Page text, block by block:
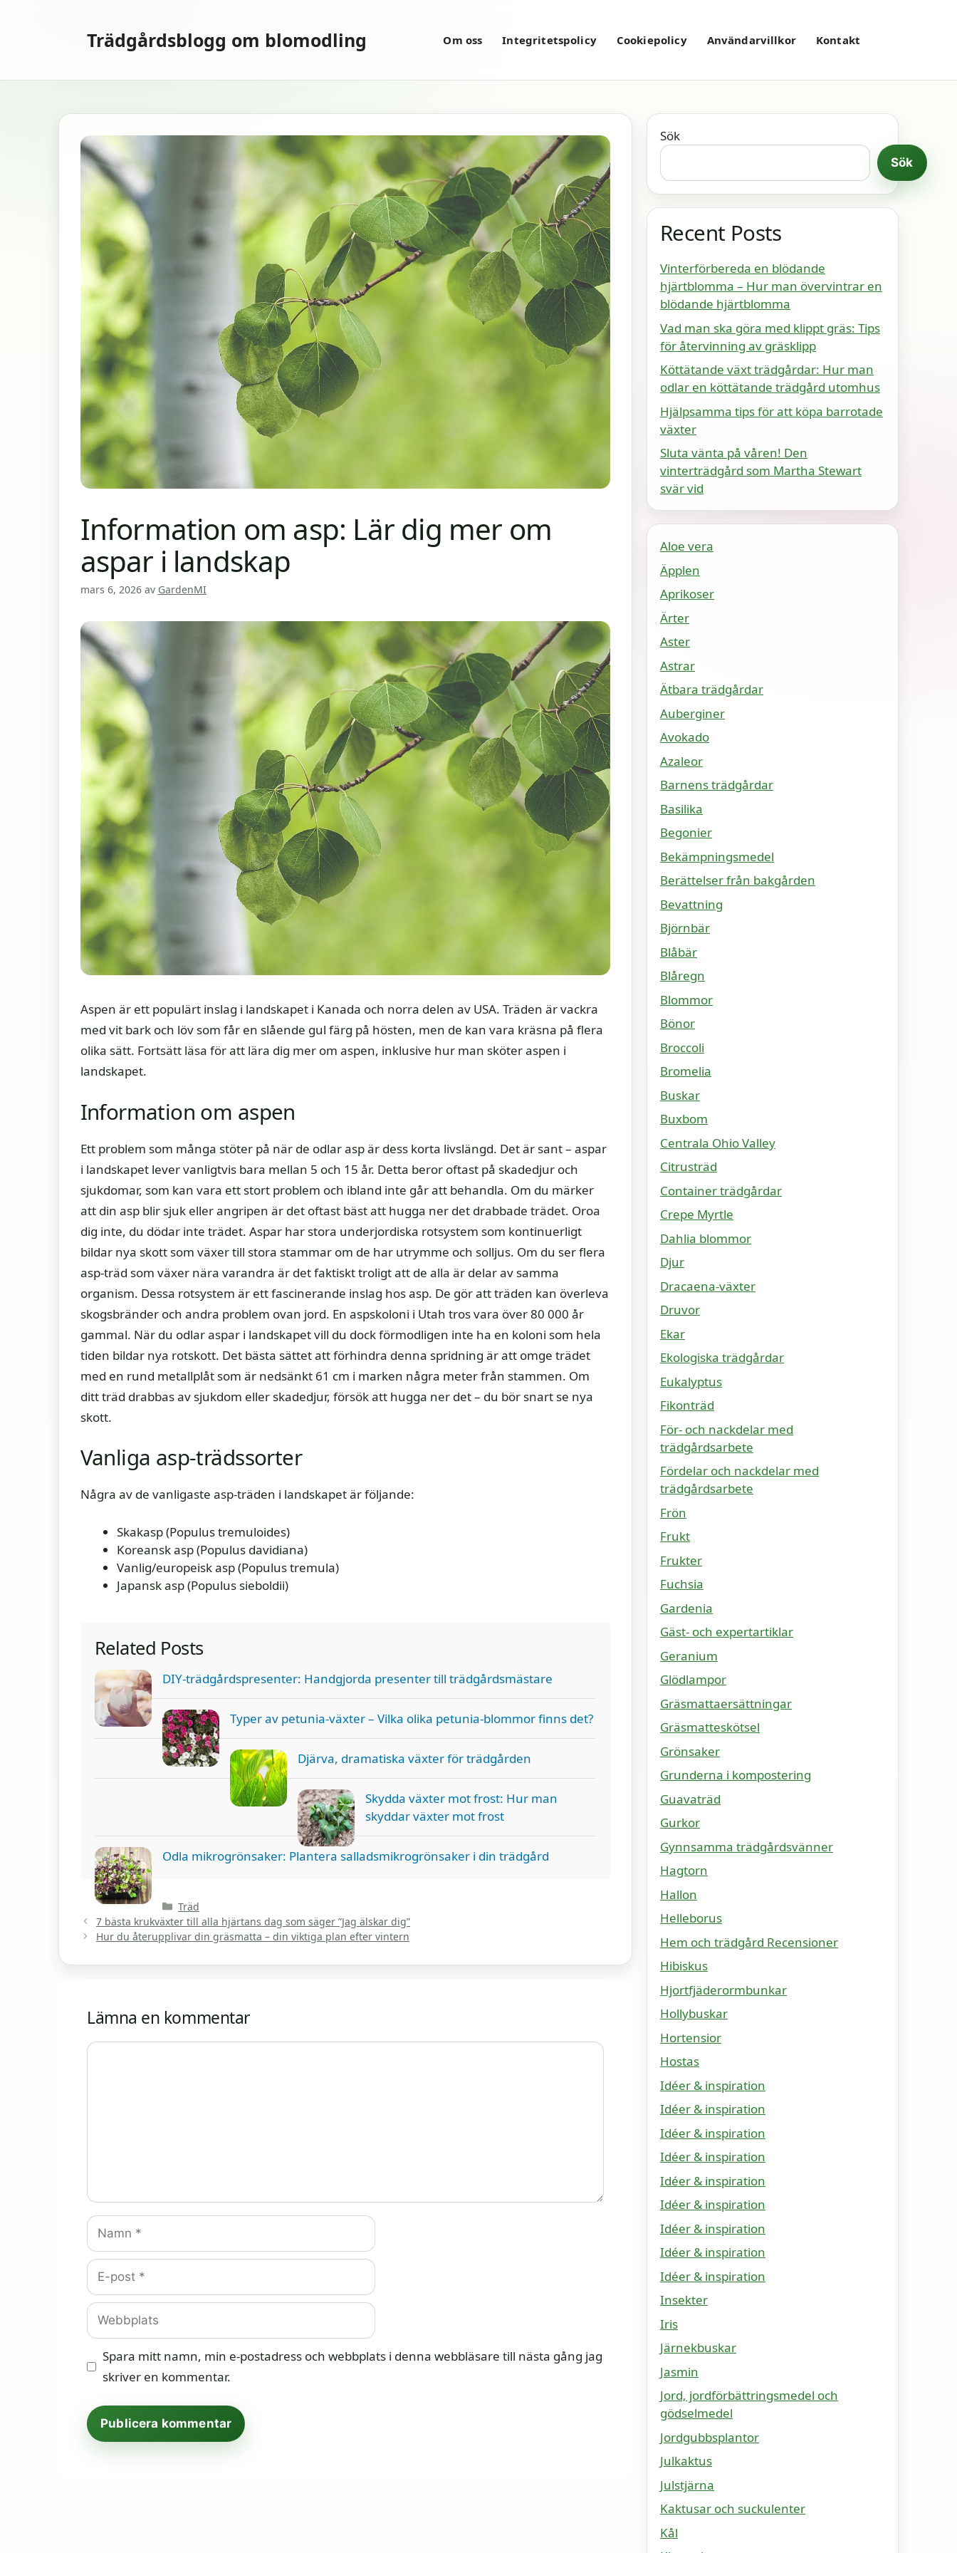
Trädgårdsblogg om blomodling Om oss Integritetspolicy Cookiepolicy Användarvillkor Kontakt
Information om asp: Lär dig mer om
aspar i landskap
mars 6, 2026 av GardenMI
Aspen är ett populärt inslag i landskapet i Kanada och norra delen av USA. Träden är vackra
med vit bark och löv som får en slående gul färg på hösten, men de kan vara kräsna på flera
olika sätt. Fortsätt läsa för att lära dig mer om aspen, inklusive hur man sköter aspen i
landskapet.
Information om aspen
Ett problem som många stöter på när de odlar asp är dess korta livslängd. Det är sant – aspar
i landskapet lever vanligtvis bara mellan 5 och 15 år. Detta beror oftast på skadedjur och
sjukdomar, som kan vara ett stort problem och ibland inte går att behandla. Om du märker
att din asp blir sjuk eller angripen är det oftast bäst att hugga ner det drabbade trädet. Oroa
dig inte, du dödar inte trädet. Aspar har stora underjordiska rotsystem som kontinuerligt
bildar nya skott som växer till stora stammar om de har utrymme och solljus. Om du ser flera
asp-träd som växer nära varandra är det faktiskt troligt att de alla är delar av samma
organism. Dessa rotsystem är ett fascinerande inslag hos asp. De gör att träden kan överleva
skogsbränder och andra problem ovan jord. En aspskoloni i Utah tros vara över 80 000 år
gammal. När du odlar aspar i landskapet vill du dock förmodligen inte ha en koloni som hela
tiden bildar nya rotskott. Det bästa sättet att förhindra denna spridning är att omge trädet
med en rund metallplåt som är nedsänkt 61 cm i marken några meter från stammen. Om
ditt träd drabbas av sjukdom eller skadedjur, försök att hugga ner det – du bör snart se nya
skott.
Vanliga asp-trädssorter
Några av de vanligaste asp-träden i landskapet är följande:
Skakasp (Populus tremuloides)
Koreansk asp (Populus davidiana)
Vanlig/europeisk asp (Populus tremula)
Japansk asp (Populus sieboldii)
Related Posts
DIY-trädgårdspresenter: Handgjorda presenter till trädgårdsmästare
Typer av petunia-växter – Vilka olika petunia-blommor finns det?
Djärva, dramatiska växter för trädgården
Skydda växter mot frost: Hur man
skyddar växter mot frost
Odla mikrogrönsaker: Plantera salladsmikrogrönsaker i din trädgård
Kategorier
Träd
7 bästa krukväxter till alla hjärtans dag som säger ”Jag älskar dig”
Hur du återupplivar din gräsmatta – din viktiga plan efter vintern
Lämna en kommentar
Kommentar
Namn
E-
post
Webbplats
Spara mitt namn, min e-postadress och webbplats i denna webbläsare till nästa gång jag
skriver en kommentar.
Sök
Sök
Recent Posts
Vinterförbereda en blödande
hjärtblomma – Hur man övervintrar en
blödande hjärtblomma
Vad man ska göra med klippt gräs: Tips
för återvinning av gräsklipp
Köttätande växt trädgårdar: Hur man
odlar en köttätande trädgård utomhus
Hjälpsamma tips för att köpa barrotade
växter
Sluta vänta på våren! Den
vinterträdgård som Martha Stewart
svär vid
Aloe vera
Äpplen
Aprikoser
Ärter
Aster
Astrar
Ätbara trädgårdar
Auberginer
Avokado
Azaleor
Barnens trädgårdar
Basilika
Begonier
Bekämpningsmedel
Berättelser från bakgården
Bevattning
Björnbär
Blåbär
Blåregn
Blommor
Bönor
Broccoli
Bromelia
Buskar
Buxbom
Centrala Ohio Valley
Citrusträd
Container trädgårdar
Crepe Myrtle
Dahlia blommor
Djur
Dracaena-växter
Druvor
Ekar
Ekologiska trädgårdar
Eukalyptus
Fikonträd
För- och nackdelar med
trädgårdsarbete
Fördelar och nackdelar med
trädgårdsarbete
Frön
Frukt
Frukter
Fuchsia
Gardenia
Gäst- och expertartiklar
Geranium
Glödlampor
Gräsmattaersättningar
Gräsmatteskötsel
Grönsaker
Grunderna i kompostering
Guavaträd
Gurkor
Gynnsamma trädgårdsvänner
Hagtorn
Hallon
Helleborus
Hem och trädgård Recensioner
Hibiskus
Hjortfjäderormbunkar
Hollybuskar
Hortensior
Hostas
Idéer & inspiration
Idéer & inspiration
Idéer & inspiration
Idéer & inspiration
Idéer & inspiration
Idéer & inspiration
Idéer & inspiration
Idéer & inspiration
Idéer & inspiration
Insekter
Iris
Järnekbuskar
Jasmin
Jord, jordförbättringsmedel och
gödselmedel
Jordgubbsplantor
Julkaktus
Julstjärna
Kaktusar och suckulenter
Kål